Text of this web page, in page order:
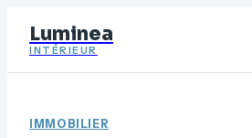
Luminea
INTÉRIEUR
IMMOBILIER